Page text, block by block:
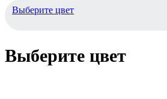
Выберите цвет
Выберите цвет